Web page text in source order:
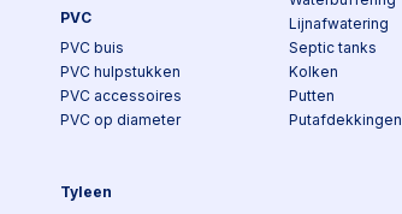
PVC
PVC buis
PVC hulpstukken
PVC accessoires
PVC op diameter
Tyleen
Lijnafwatering
Septic tanks
Kolken
Putten
Putafdekkingen